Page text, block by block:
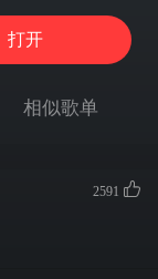
打开
相似歌单
2591